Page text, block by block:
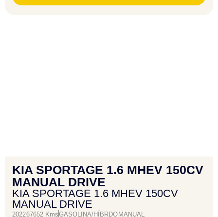
KIA SPORTAGE 1.6 MHEV 150CV
MANUAL DRIVE
KIA SPORTAGE 1.6 MHEV 150CV
MANUAL DRIVE
202267652 KmsGASOLINA/HÍBRDO MANUAL